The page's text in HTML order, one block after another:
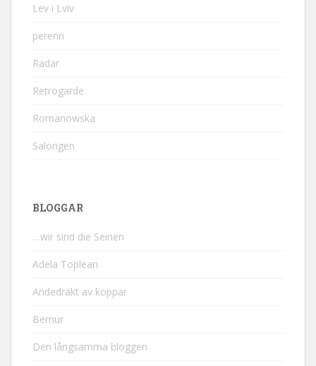
Lev i Lviv
perenn
Radar
Retrogarde
Romanowska
Salongen
BLOGGAR
…wir sind die Seinen
Adela Toplean
Andedräkt av koppar
Bernur
Den långsamma bloggen